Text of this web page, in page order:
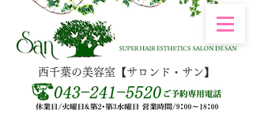
西千葉の美容室【サロンド・サン】